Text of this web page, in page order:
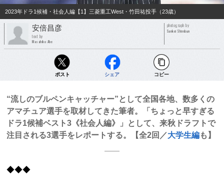
2023年ドラ1候補・社会人編【1】三菱重工West・竹田祐投手（23歳）
安倍昌彦
text by
Masahiko Abe
photograph by
Sankei Shimbun
ポスト シェア コピー
“流しのブルペンキャッチャー”として全国各地、数多くの
アマチュア選手を取材してきた筆者。「ちょっと早すぎる
ドラ1候補ベスト3《社会人編》」として、来秋ドラフトで
注目される3選手をレポートする。【全2回／大学生編も】
◆◆◆